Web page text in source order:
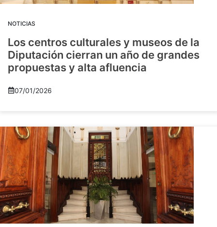
NOTICIAS
Los centros culturales y museos de la
Diputación cierran un año de grandes
propuestas y alta afluencia
07/01/2026